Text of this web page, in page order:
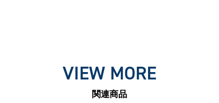
VIEW MORE
関連商品